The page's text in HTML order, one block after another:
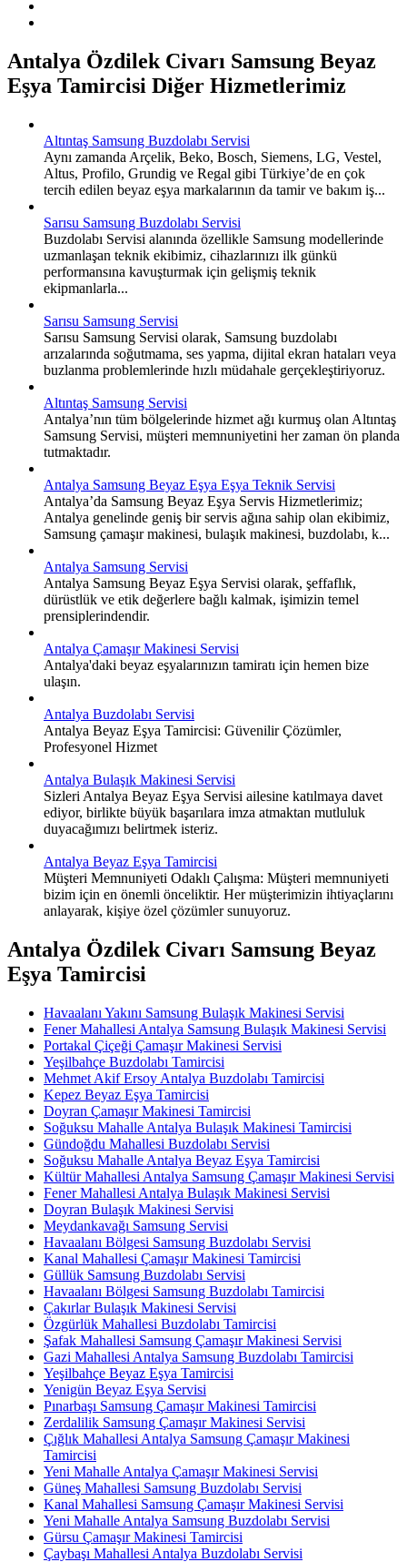
Antalya Özdilek Civarı Samsung Beyaz
Eşya Tamircisi Diğer Hizmetlerimiz
Altıntaş Samsung Buzdolabı Servisi
Aynı zamanda Arçelik, Beko, Bosch, Siemens, LG, Vestel,
Altus, Profilo, Grundig ve Regal gibi Türkiye’de en çok
tercih edilen beyaz eşya markalarının da tamir ve bakım iş...
Sarısu Samsung Buzdolabı Servisi
Buzdolabı Servisi alanında özellikle Samsung modellerinde
uzmanlaşan teknik ekibimiz, cihazlarınızı ilk günkü
performansına kavuşturmak için gelişmiş teknik
ekipmanlarla...
Sarısu Samsung Servisi
Sarısu Samsung Servisi olarak, Samsung buzdolabı
arızalarında soğutmama, ses yapma, dijital ekran hataları veya
buzlanma problemlerinde hızlı müdahale gerçekleştiriyoruz.
Altıntaş Samsung Servisi
Antalya’nın tüm bölgelerinde hizmet ağı kurmuş olan Altıntaş
Samsung Servisi, müşteri memnuniyetini her zaman ön planda
tutmaktadır.
Antalya Samsung Beyaz Eşya Eşya Teknik Servisi
Antalya’da Samsung Beyaz Eşya Servis Hizmetlerimiz;
Antalya genelinde geniş bir servis ağına sahip olan ekibimiz,
Samsung çamaşır makinesi, bulaşık makinesi, buzdolabı, k...
Antalya Samsung Servisi
Antalya Samsung Beyaz Eşya Servisi olarak, şeffaflık,
dürüstlük ve etik değerlere bağlı kalmak, işimizin temel
prensiplerindendir.
Antalya Çamaşır Makinesi Servisi
Antalya'daki beyaz eşyalarınızın tamiratı için hemen bize
ulaşın.
Antalya Buzdolabı Servisi
Antalya Beyaz Eşya Tamircisi: Güvenilir Çözümler,
Profesyonel Hizmet
Antalya Bulaşık Makinesi Servisi
Sizleri Antalya Beyaz Eşya Servisi ailesine katılmaya davet
ediyor, birlikte büyük başarılara imza atmaktan mutluluk
duyacağımızı belirtmek isteriz.
Antalya Beyaz Eşya Tamircisi
Müşteri Memnuniyeti Odaklı Çalışma: Müşteri memnuniyeti
bizim için en önemli önceliktir. Her müşterimizin ihtiyaçlarını
anlayarak, kişiye özel çözümler sunuyoruz.
Antalya Özdilek Civarı Samsung Beyaz
Eşya Tamircisi
Havaalanı Yakını Samsung Bulaşık Makinesi Servisi
Fener Mahallesi Antalya Samsung Bulaşık Makinesi Servisi
Portakal Çiçeği Çamaşır Makinesi Servisi
Yeşilbahçe Buzdolabı Tamircisi
Mehmet Akif Ersoy Antalya Buzdolabı Tamircisi
Kepez Beyaz Eşya Tamircisi
Doyran Çamaşır Makinesi Tamircisi
Soğuksu Mahalle Antalya Bulaşık Makinesi Tamircisi
Gündoğdu Mahallesi Buzdolabı Servisi
Soğuksu Mahalle Antalya Beyaz Eşya Tamircisi
Kültür Mahallesi Antalya Samsung Çamaşır Makinesi Servisi
Fener Mahallesi Antalya Bulaşık Makinesi Servisi
Doyran Bulaşık Makinesi Servisi
Meydankavağı Samsung Servisi
Havaalanı Bölgesi Samsung Buzdolabı Servisi
Kanal Mahallesi Çamaşır Makinesi Tamircisi
Güllük Samsung Buzdolabı Servisi
Havaalanı Bölgesi Samsung Buzdolabı Tamircisi
Çakırlar Bulaşık Makinesi Servisi
Özgürlük Mahallesi Buzdolabı Tamircisi
Şafak Mahallesi Samsung Çamaşır Makinesi Servisi
Gazi Mahallesi Antalya Samsung Buzdolabı Tamircisi
Yeşilbahçe Beyaz Eşya Tamircisi
Yenigün Beyaz Eşya Servisi
Pınarbaşı Samsung Çamaşır Makinesi Tamircisi
Zerdalilik Samsung Çamaşır Makinesi Servisi
Çığlık Mahallesi Antalya Samsung Çamaşır Makinesi
Tamircisi
Yeni Mahalle Antalya Çamaşır Makinesi Servisi
Güneş Mahallesi Samsung Buzdolabı Servisi
Kanal Mahallesi Samsung Çamaşır Makinesi Servisi
Yeni Mahalle Antalya Samsung Buzdolabı Servisi
Gürsu Çamaşır Makinesi Tamircisi
Çaybaşı Mahallesi Antalya Buzdolabı Servisi